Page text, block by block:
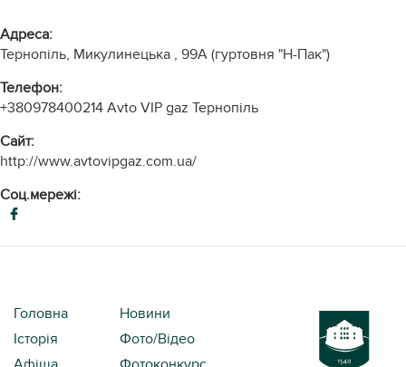
Адреса:
Тернопіль, Микулинецька , 99А (гуртовня "Н-Пак")
Телефон:
+380978400214 Avto VIP gaz Тернопіль
Cайт:
http://www.avtovipgaz.com.ua/
Соц.мережі:
Головна
Новини
Історія
Фото/Відео